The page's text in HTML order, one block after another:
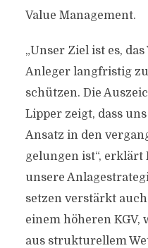
Value Management.
„Unser Ziel ist es,
Anleger langfristig
schützen. Die
Lipper zeigt, dass
Ansatz in den
gelungen ist“, erklärt
unsere
setzen verstärkt
einem höheren KGV,
aus strukturellem